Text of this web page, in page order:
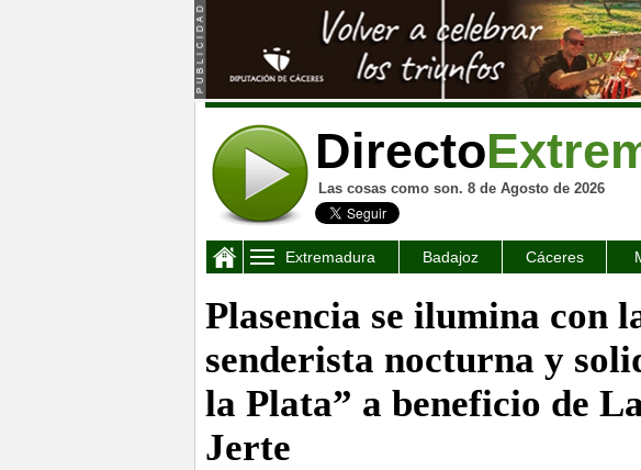
Directo
Las cosas como son. 8 de Agosto de 2026
Extremadura Badajoz Cáceres
Plasencia se ilumina con
senderista nocturna y
la Plata” a beneficio de
Jerte